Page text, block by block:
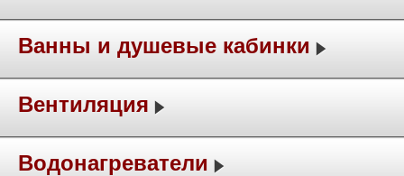
Ванны и душевые кабинки
Вентиляция
Водонагреватели